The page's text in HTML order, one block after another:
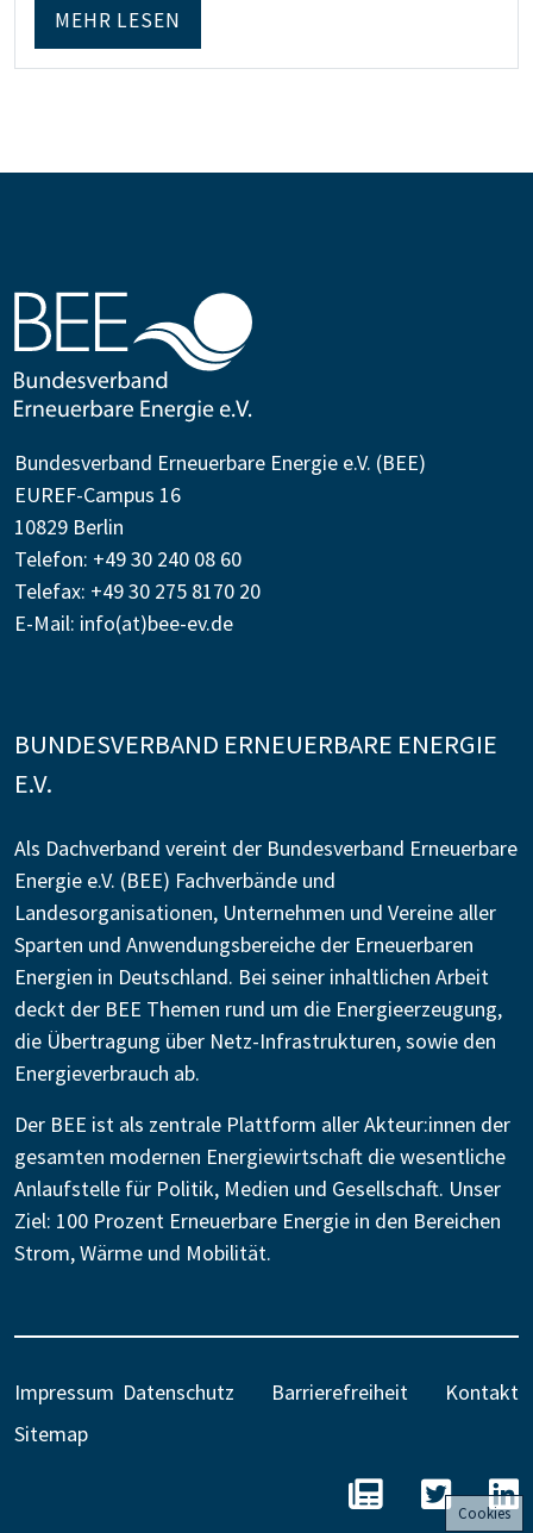
MEHR LESEN
Bundesverband Erneuerbare Energie e.V. (BEE)
EUREF-Campus 16
10829 Berlin
Telefon: +49 30 240 08 60
Telefax: +49 30 275 8170 20
E-Mail: info(at)bee-ev.de
BUNDESVERBAND ERNEUERBARE ENERGIE
E.V.
Als Dachverband vereint der Bundesverband Erneuerbare
Energie e.V. (BEE) Fachverbände und
Landesorganisationen, Unternehmen und Vereine aller
Sparten und Anwendungsbereiche der Erneuerbaren
Energien in Deutschland. Bei seiner inhaltlichen Arbeit
deckt der BEE Themen rund um die Energieerzeugung,
die Übertragung über Netz-Infrastrukturen, sowie den
Energieverbrauch ab.
Der BEE ist als zentrale Plattform aller Akteur:innen der
gesamten modernen Energiewirtschaft die wesentliche
Anlaufstelle für Politik, Medien und Gesellschaft. Unser
Ziel: 100 Prozent Erneuerbare Energie in den Bereichen
Strom, Wärme und Mobilität.
Impressum Datenschutz Barrierefreiheit
Kontakt
Sitemap
BEE - Unseren
BEE auf
Cookies